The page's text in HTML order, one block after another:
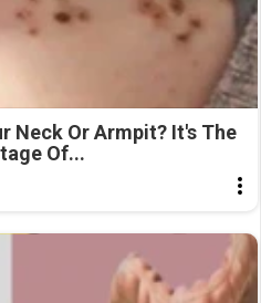
Neck Or Armpit? It's The
Of...